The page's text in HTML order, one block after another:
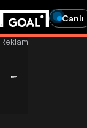
Canlı